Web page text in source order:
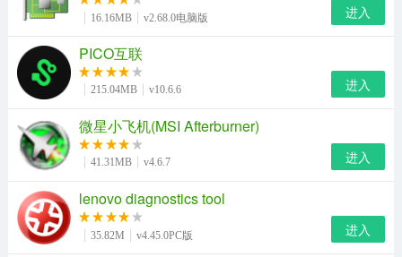
16.16MB v2.68.0电脑版 进入
PICO互联
215.04MB v10.6.6 进入
微星小飞机(MSI Afterburner)
41.31MB v4.6.7 进入
lenovo diagnostics tool
35.82M v4.45.0PC版 进入